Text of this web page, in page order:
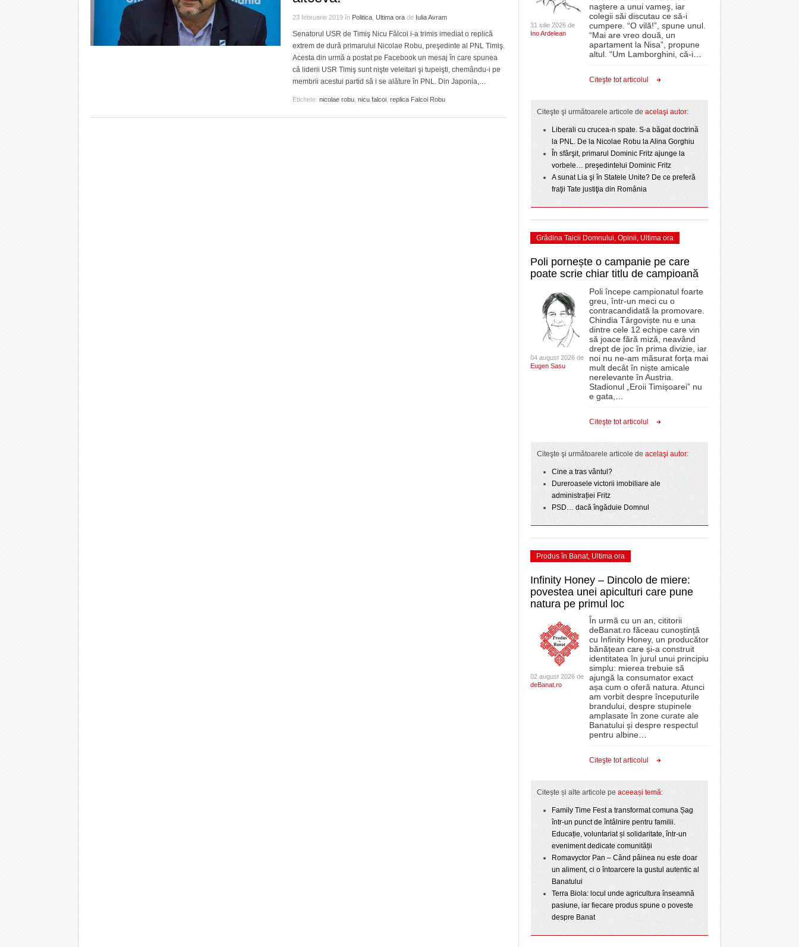
Inaugurare de Ziua Timișoarei. Turnul de apă
din Iosefin e oficial, de vineri, obiectiv turistic și
centru destinat evenimentelor culturale/FOTO-
31 July 2026
Dominic Fritz denunţă un amendament introdus
special pentru el de PSD: Doar în țările
bananiere e folosită legea împotriva unui
adversar politic- 30 July 2026
Raul Olajos e noul purtător de cuvânt al PNL
Timiș. Mădălin Bunoiu se mută în conducere la
dramatic în barajul de promovare- acum 2 zile
Politehnica încheie cantonamentul cu o victorie
și vine acasă cu moralul ridicat
- 25 July 2026
Pe drumul cel bun. Poli a învins o echipă de
Serie A, USD Lecce
ZIARISTU’ DE
TERASĂ
CU OIŞTEA-N
KIERKEGAARD
FINANŢĂRI DE LA A
Sărbătoarea continuă! Zeci de mii de oameni
au celebrat a treia seară la rând Ziua Timișoarei
- 2 August 2026
Iniţiativă inedită pentru Zilele Orașului
talentelor locale- 2 August 2026
View all
proiectelor derulate de instituție din fonduri
europene/FOTO- 11 December 2025
ANAF oferă persoanelor fizice posibilitatea să
beneficieze de Declarația Unică 212
2025
View all
CLIPURI VIDEO
JOCURI ONLINE
DIVERSE
FARMACII DIN
GRĂDINIŢE DIN TIMIŞ
PRIMĂRIILE DIN TIMIŞ
SFATUL MEDICULUI
SFATURI JURIDICE
23 februarie 2019 în Politica Ultima ora de Iulia Avram
Senatorul USR de Timiş Nicu Fălcoi i-a trimis imediat o replică
extrem de dură primarului Nicolae Robu, preşedinte al PNL Timiş.
Acesta din urmă a postat pe Facebook un mesaj în care spunea
că liderii USR Timiş sunt nişte veleitari şi tupeişti, chemându-i pe
membrii acestui partid să i se alăture în PNL. Din Japonia,…
Etichete: nicolae robu nicu falcoi replica Falcoi Robu
31 iulie 2026 de
Ino Ardelean
naştere a unui vameş, iar
colegii săi discutau ce să-i
cumpere. “O vilă!”, spune unul.
“Mai are vreo două, un
apartament la Nisa”, propune
altul. “Um Lamborghini, că-i
Citeşte tot articolul
Citeşte şi următoarele articole de acelaşi autor:
Liberali cu crucea-n spate. S-a băgat doctrină
la PNL. De la Nicolae Robu la Alina Gorghiu
În sfârşit, primarul Dominic Fritz ajunge la
vorbele… preşedintelui Dominic Fritz
A sunat Lia şi în Statele Unite? De ce preferă
fraţii Tate justiţia din România
Grădina Taicii Domnului, Opinii, Ultima ora
Poli pornește o campanie pe care
poate scrie chiar titlu de campioană
04 august 2026 de
Eugen Sasu
Poli începe campionatul foarte
greu, într-un meci cu o
contracandidată la promovare.
Chindia Târgoviște nu e una
dintre cele 12 echipe care vin
să joace fără miză, neavând
drept de joc în prima divizie, iar
noi nu ne-am măsurat forța mai
mult decât în niște amicale
nerelevante în Austria.
Stadionul „Eroii Timișoarei” nu
e gata,
Citeşte tot articolul
Citeşte şi următoarele articole de acelaşi autor:
Cine a tras vântul?
Dureroasele victorii imobiliare ale
administrației Fritz
PSD… dacă îngăduie Domnul
Produs în Banat, Ultima ora
Infinity Honey – Dincolo de miere:
povestea unei apiculturi care pune
natura pe primul loc
02 august 2026 de
deBanat.ro
În urmă cu un an, cititorii
deBanat.ro făceau cunoștință
cu Infinity Honey, un producător
bănățean care și-a construit
identitatea în jurul unui principiu
simplu: mierea trebuie să
ajungă la consumator exact
așa cum o oferă natura. Atunci
am vorbit despre începuturile
brandului, despre stupinele
amplasate în zone curate ale
Banatului și despre respectul
pentru albine
Citeşte tot articolul
Citește și alte articole pe aceeași temă:
Family Time Fest a transformat comuna Șag
într-un punct de întâlnire pentru familii.
Educație, voluntariat și solidaritate, într-un
eveniment dedicate comunității
Romavyctor Pan – Când pâinea nu este doar
un aliment, ci o întoarcere la gustul autentic al
Banatului
Terra Biola: locul unde agricultura înseamnă
pasiune, iar fiecare produs spune o poveste
despre Banat